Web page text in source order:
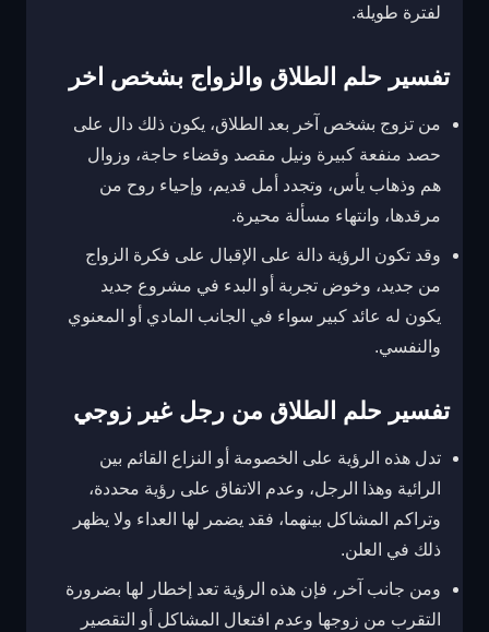
لفترة طويلة.
تفسير حلم الطلاق والزواج بشخص اخر
من تزوج بشخص آخر بعد الطلاق، يكون ذلك دال على
حصد منفعة كبيرة ونيل مقصد وقضاء حاجة، وزوال
هم وذهاب يأس، وتجدد أمل قديم، وإحياء روح من
مرقدها، وانتهاء مسألة محيرة.
وقد تكون الرؤية دالة على الإقبال على فكرة الزواج
من جديد، وخوض تجربة أو البدء في مشروع جديد
يكون له عائد كبير سواء في الجانب المادي أو المعنوي
والنفسي.
تفسير حلم الطلاق من رجل غير زوجي
تدل هذه الرؤية على الخصومة أو النزاع القائم بين
الرائية وهذا الرجل، وعدم الاتفاق على رؤية محددة،
وتراكم المشاكل بينهما، فقد يضمر لها العداء ولا يظهر
ذلك في العلن.
ومن جانب آخر، فإن هذه الرؤية تعد إخطار لها بضرورة
التقرب من زوجها وعدم افتعال المشاكل أو التقصير